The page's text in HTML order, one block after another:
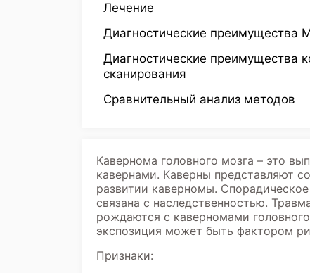
Лечение
Диагностические преимущества
Диагностические преимущества
сканирования
Сравнительный анализ методов
Кавернома головного мозга – это
кавернами. Каверны представляют
развитии каверномы.
связана с наследственностью.
рождаются с каверномами
экспозиция может быть фактором
Признаки: